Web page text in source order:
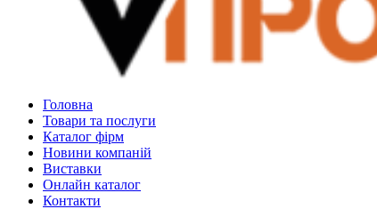
Головна
Товари та послуги
Каталог фірм
Новини компаній
Виставки
Онлайн каталог
Контакти